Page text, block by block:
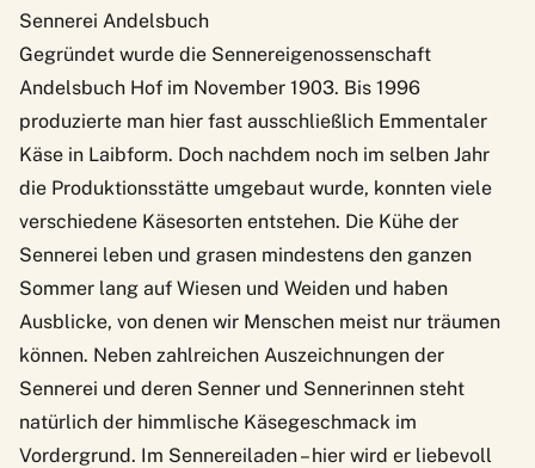
Sennerei Andelsbuch
Gegründet wurde die Sennereigenossenschaft
Andelsbuch Hof im November 1903. Bis 1996
produzierte man hier fast ausschließlich Emmentaler
Käse in Laibform. Doch nachdem noch im selben Jahr
die Produktionsstätte umgebaut wurde, konnten viele
verschiedene Käsesorten entstehen. Die Kühe der
Sennerei leben und grasen mindestens den ganzen
Sommer lang auf Wiesen und Weiden und haben
Ausblicke, von denen wir Menschen meist nur träumen
können. Neben zahlreichen Auszeichnungen der
Sennerei und deren Senner und Sennerinnen steht
natürlich der himmlische Käsegeschmack im
Vordergrund. Im Sennereiladen – hier wird er liebevoll